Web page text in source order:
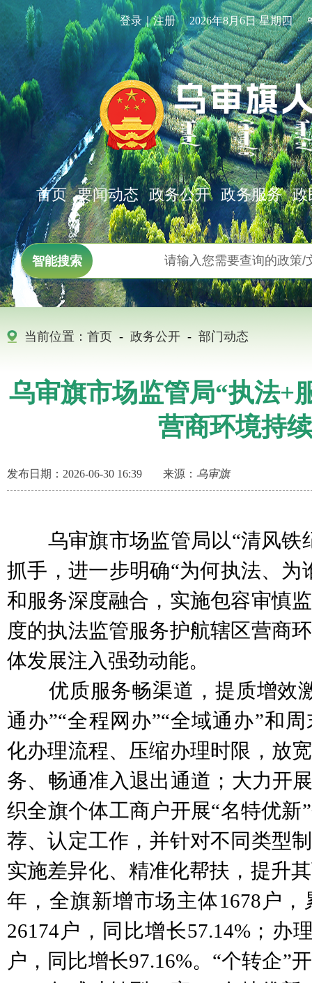
登录｜注册 2026年8月6日 星期四
首页 要闻动态 政务公开 政务服务 政
智能搜索
当前位置： 首页 - 政务公开 - 部门动态
乌审旗市场监管局“执法+
营商环境持
发布日期：2026-06-30 16:39 来源： 乌审旗
乌审旗市场监管局以“清风铁
抓手，进一步明确“为何执法、为
和服务深度融合，实施包容审慎
度的执法监管服务护航辖区营商
体发展注入强劲动能。
优质服务畅渠道，提质增效
通办”“全程网办”“全域通办”和
化办理流程、压缩办理时限，放
务、畅通准入退出通道；大力开
织全旗个体工商户开展“名特优新
荐、认定工作，并针对不同类型
实施差异化、精准化帮扶，提升
年，全旗新增市场主体1678户
26174户，同比增长57.14%；办
户，同比增长97.16%。“个转企”